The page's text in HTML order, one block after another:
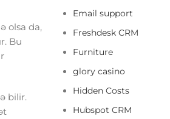
olsa da,
Bu
bilir.
Email support
Freshdesk CRM
Furniture
glory casino
Hidden Costs
Hubspot CRM